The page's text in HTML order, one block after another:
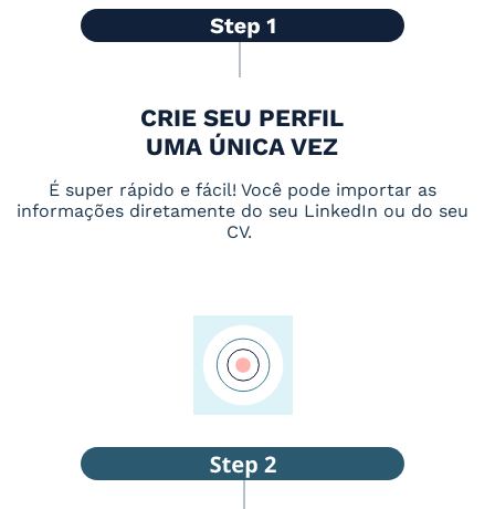
CRIE SEU PERFIL
UMA ÚNICA VEZ
É super rápido e fácil! Você pode importar as
informações diretamente do seu LinkedIn ou do seu
CV.